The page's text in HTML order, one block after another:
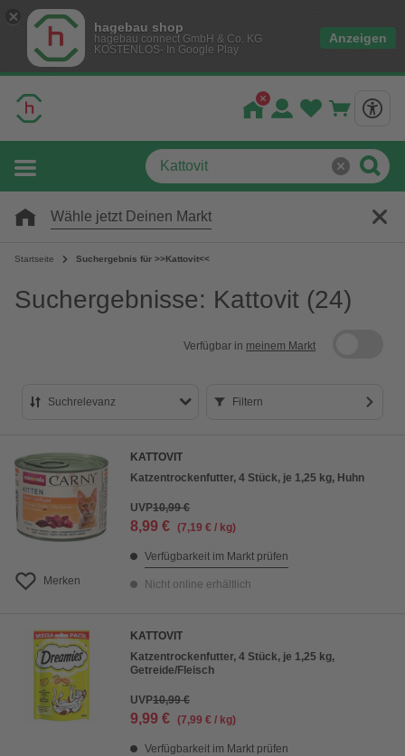
hagebau shop
hagebau connect GmbH & Co. KG
KOSTENLOS- In Google Play
Anzeigen
Wähle jetzt Deinen Markt
Startseite Suchergebnis für >>Kattovit<<
Suchergebnisse: Kattovit (24)
Verfügbar in meinem Markt
Suchrelevanz
Bestseller
Preis aufsteigend
Preis absteigend
Filtern
Merken
KATTOVIT
Katzentrockenfutter, 4 Stück, je 1,25 kg, Huhn
UVP10,99 €
8,99 € (7,19 € / kg)
Verfügbarkeit im Markt prüfen
Nicht online erhältlich
KATTOVIT
Katzentrockenfutter, 4 Stück, je 1,25 kg,
Getreide/Fleisch
UVP10,99 €
9,99 € (7,99 € / kg)
Verfügbarkeit im Markt prüfen